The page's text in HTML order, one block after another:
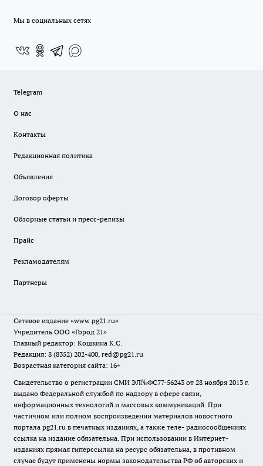
Мы в социальных сетях
Telegram
О нас
Контакты
Редакционная политика
Объявления
Договор оферты
Обзорные статьи и пресс-релизы
Прайс
Рекламодателям
Партнеры
Сетевое издание «www.pg21.ru»
Учредитель ООО «Город 21»
Главный редактор: Кошкина К.С.
Редакция: 8 (8352) 202-400, red@pg21.ru
Возрастная категория сайта: 16+
Свидетельство о регистрации СМИ ЭЛ№ФС77-56243 от 28 ноября 2013 г.
выдано Федеральной службой по надзору в сфере связи,
информационных технологий и массовых коммуникаций. При
частичном или полном воспроизведении материалов новостного
портала pg21.ru в печатных изданиях, а также теле- радиосообщениях
ссылка на издание обязательна. При использовании в Интернет-
изданиях прямая гиперссылка на ресурс обязательна, в противном
случае будут применены нормы законодательства РФ об авторских и